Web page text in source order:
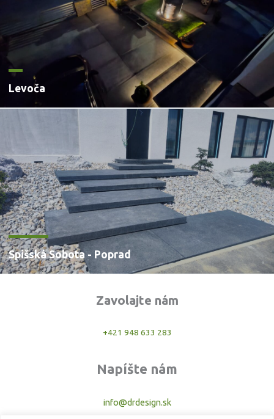
Levoča
Spišská Sobota - Poprad
Zavolajte nám
+421 948 633 283
Napíšte nám
info@drdesign.sk